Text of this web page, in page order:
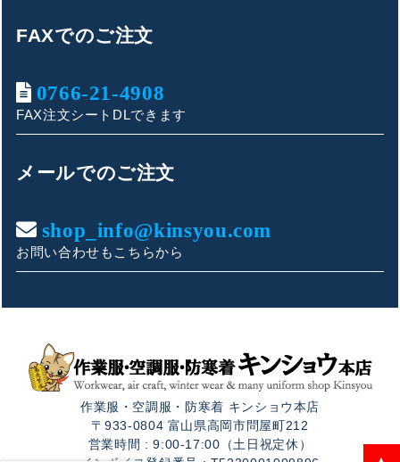
キンショウお問い合わせサポート
こんにちは！
お買い物やお問い合わせ相談のサポートをさせていただい
ご質問内容をお選びください。
🦺 購入前によくあるご質問
🛒 購入後によくあるご質問
❓ その他のご質問
FAXでのご注文
0766-21-4908
FAX注文シートDLできます
メールでのご注文
shop_info@kinsyou.com
お問い合わせもこちらから
作業服・空調服・防寒着 キンショウ本店
〒933-0804 富山県高岡市問屋町212
営業時間 : 9:00-17:00（土日祝定休）